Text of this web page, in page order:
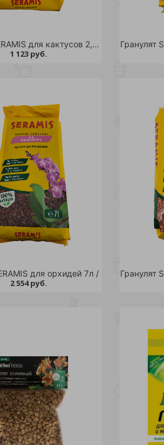
Гранулят SERAMIS для кактусов 2,5л /
1 123 руб.
Гранулят
для орхидей 7л /
2 554 руб.